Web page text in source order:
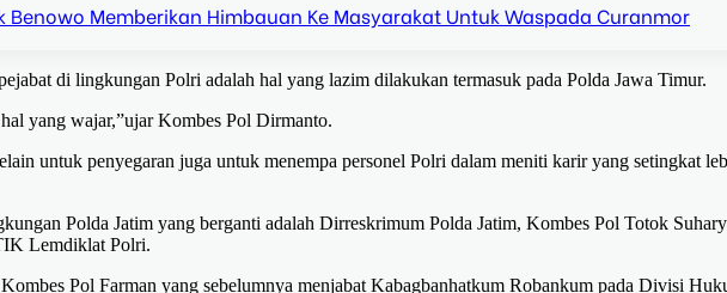
Benowo Memberikan Himbauan Ke Masyarakat Untuk Waspada Curanmor
di lingkungan Polri adalah hal yang lazim dilakukan termasuk pada Polda Jawa Timur.
yang wajar,”ujar Kombes Pol Dirmanto.
untuk penyegaran juga untuk menempa personel Polri dalam meniti karir yang setingkat
Polda Jatim yang berganti adalah Dirreskrimum Polda Jatim, Kombes Pol Totok
Lemdiklat Polri.
Pol Farman yang sebelumnya menjabat Kabagbanhatkum Robankum pada Divisi